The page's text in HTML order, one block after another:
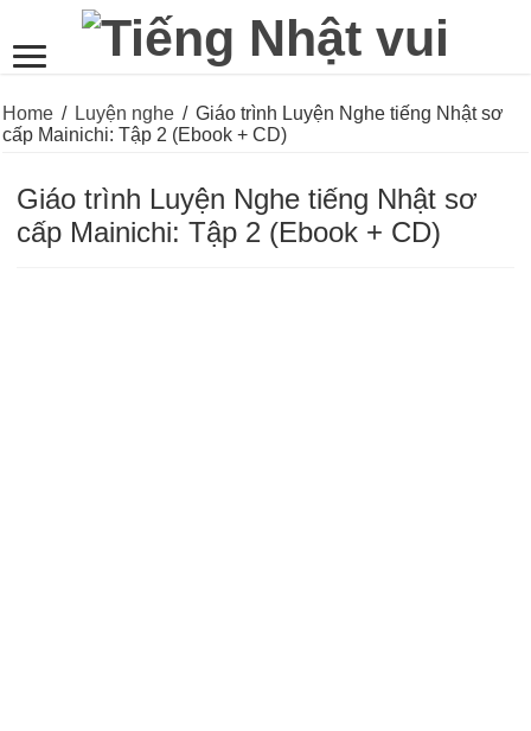
Home / Luyện nghe / Giáo trình Luyện Nghe tiếng Nhật sơ
cấp Mainichi: Tập 2 (Ebook + CD)
Giáo trình Luyện Nghe tiếng Nhật sơ
cấp Mainichi: Tập 2 (Ebook + CD)